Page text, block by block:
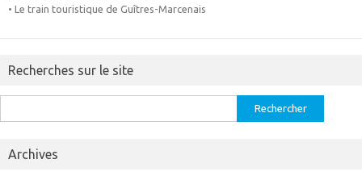
• Le train touristique de Guîtres-Marcenais
Recherches sur le site
Archives